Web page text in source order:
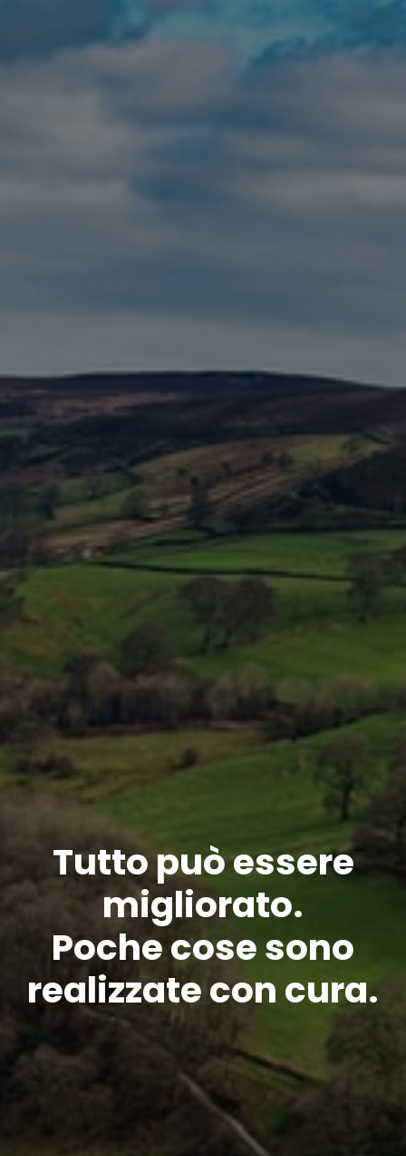
Tutto può essere
migliorato.
Poche cose sono
realizzate con cura.